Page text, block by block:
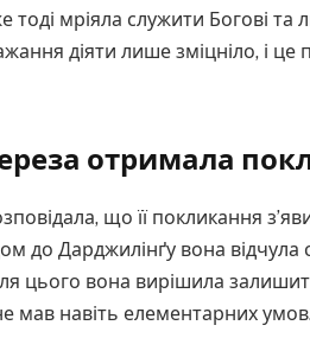
тоді мріяла служити Богові
діяти лише зміцніло, і
отримала
що її покликання
до Дарджилінґу вона
цього вона вирішила
мав навіть елементарних